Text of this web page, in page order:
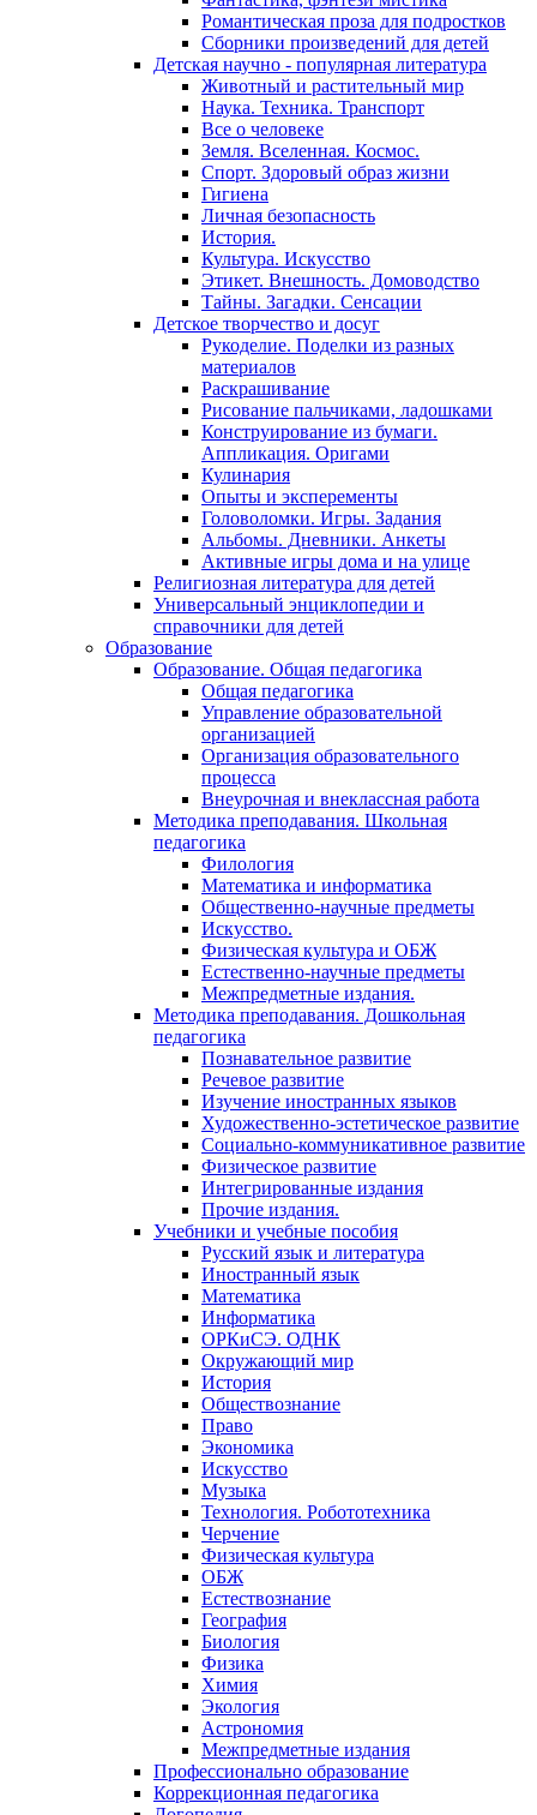
Романтическая проза для подростков
Сборники произведений для детей
Детская научно - популярная литература
Животный и растительный мир
Наука. Техника. Транспорт
Все о человеке
Земля. Вселенная. Космос.
Спорт. Здоровый образ жизни
Гигиена
Личная безопасность
История.
Культура. Искусство
Этикет. Внешность. Домоводство
Тайны. Загадки. Сенсации
Детское творчество и досуг
Рукоделие. Поделки из разных
материалов
Раскрашивание
Рисование пальчиками, ладошками
Конструирование из бумаги.
Аппликация. Оригами
Кулинария
Опыты и эксперементы
Головоломки. Игры. Задания
Альбомы. Дневники. Анкеты
Активные игры дома и на улице
Религиозная литература для детей
Универсальный энциклопедии и
справочники для детей
Образование
Образование. Общая педагогика
Общая педагогика
Управление образовательной
организацией
Организация образовательного
процесса
Внеурочная и внеклассная работа
Методика преподавания. Школьная
педагогика
Филология
Математика и информатика
Общественно-научные предметы
Искусство.
Физическая культура и ОБЖ
Естественно-научные предметы
Межпредметные издания.
Методика преподавания. Дошкольная
педагогика
Познавательное развитие
Речевое развитие
Изучение иностранных языков
Художественно-эстетическое развитие
Социально-коммуникативное развитие
Физическое развитие
Интегрированные издания
Прочие издания.
Учебники и учебные пособия
Русский язык и литература
Иностранный язык
Математика
Информатика
ОРКиСЭ. ОДНК
Окружающий мир
История
Обществознание
Право
Экономика
Искусство
Музыка
Технология. Робототехника
Черчение
Физическая культура
ОБЖ
Естествознание
География
Биология
Физика
Химия
Экология
Астрономия
Межпредметные издания
Профессионально образование
Коррекционная педагогика